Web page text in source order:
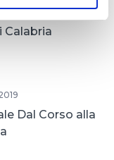
2019
Calabria
Dal Corso alla